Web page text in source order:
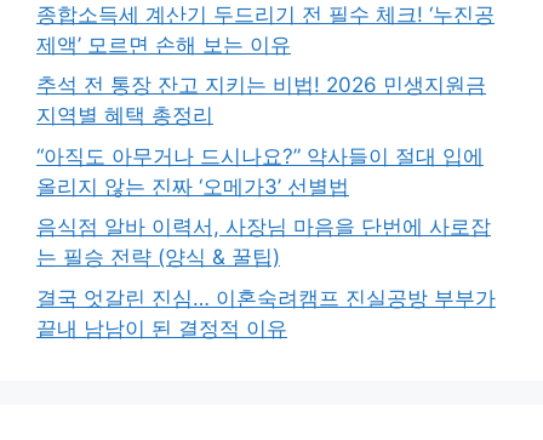
종합소득세 계산기 두드리기 전 필수 체크! ‘누진공
제액’ 모르면 손해 보는 이유
추석 전 통장 잔고 지키는 비법! 2026 민생지원금
지역별 혜택 총정리
“아직도 아무거나 드시나요?” 약사들이 절대 입에
올리지 않는 진짜 ‘오메가3’ 선별법
음식점 알바 이력서, 사장님 마음을 단번에 사로잡
는 필승 전략 (양식 & 꿀팁)
결국 엇갈린 진심… 이혼숙려캠프 진실공방 부부가
끝내 남남이 된 결정적 이유